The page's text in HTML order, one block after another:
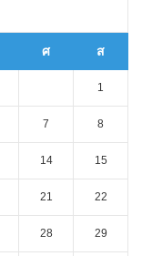
ศ ส
1
7 8
14 15
21 22
28 29